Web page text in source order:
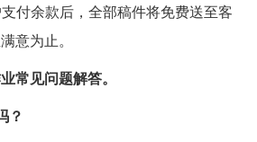
付余款后，全部稿件将免费送至客
意为止。
常见问题解答。
？